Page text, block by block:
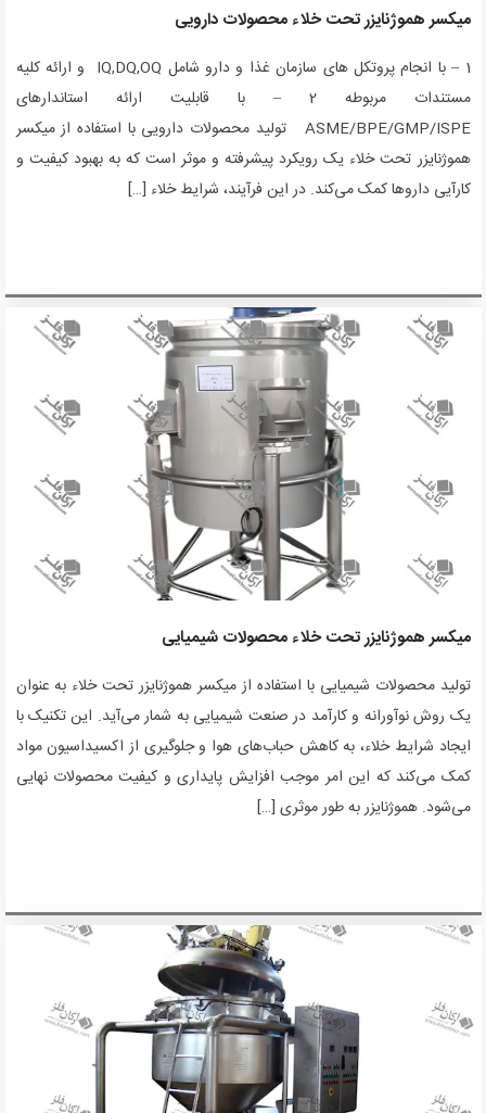
میکسر هموژنایزر تحت خلاء محصولات دارویی
1 – با انجام پروتکل های سازمان غذا و دارو شامل IQ,DQ,OQ و ارائه کلیه
مستندات مربوطه 2 – با قابلیت ارائه استاندارهای
ASME/BPE/GMP/ISPE تولید محصولات دارویی با استفاده از میکسر
هموژنایزر تحت خلاء یک رویکرد پیشرفته و موثر است که به بهبود کیفیت و
کارآیی داروها کمک می‌کند. در این فرآیند، شرایط خلاء […]
میکسر هموژنایزر تحت خلاء محصولات شیمیایی
تولید محصولات شیمیایی با استفاده از میکسر هموژنایزر تحت خلاء به عنوان
یک روش نوآورانه و کارآمد در صنعت شیمیایی به شمار می‌آید. این تکنیک با
ایجاد شرایط خلاء، به کاهش حباب‌های هوا و جلوگیری از اکسیداسیون مواد
کمک می‌کند که این امر موجب افزایش پایداری و کیفیت محصولات نهایی
می‌شود. هموژنایزر به طور موثری […]